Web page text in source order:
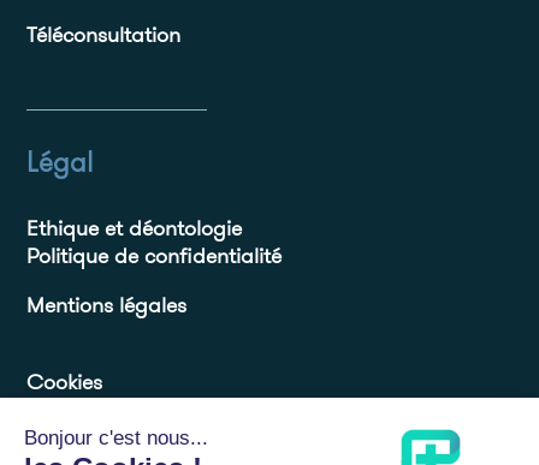
Téléconsultation
Légal
Ethique et déontologie
Politique de confidentialité
Mentions légales
Cookies